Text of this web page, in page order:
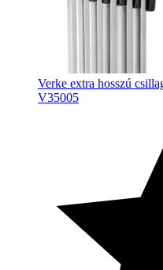
Verke extra hosszú
V35005